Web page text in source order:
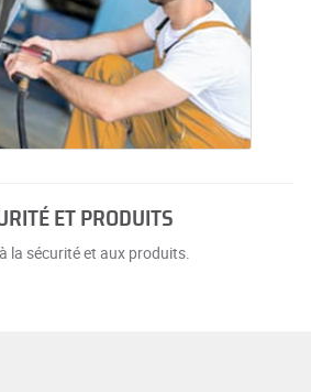
ET PRODUITS
la sécurité et aux produits.